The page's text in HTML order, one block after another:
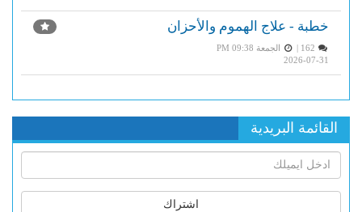
خطبة - علاج الهموم والأحزان
الجمعة PM 09:38
2026-07-31
القائمة البريدية
اشتراك